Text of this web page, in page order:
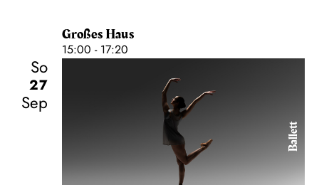
Großes Haus
15:00 - 17:20
So
27
Sep
Ballett